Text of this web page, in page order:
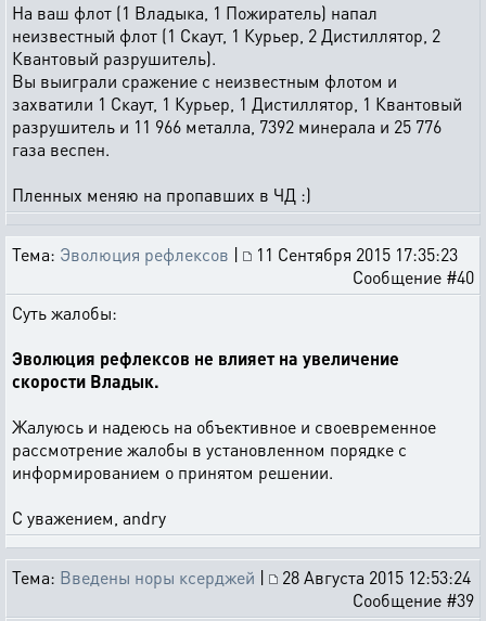
На ваш флот (1 Владыка, 1 Пожиратель) напал
неизвестный флот (1 Скаут, 1 Курьер, 2 Дистиллятор, 2
Квантовый разрушитель).
Вы выиграли сражение с неизвестным флотом и
захватили 1 Скаут, 1 Курьер, 1 Дистиллятор, 1 Квантовый
разрушитель и 11 966 металла, 7392 минерала и 25 776
газа веспен.
Пленных меняю на пропавших в ЧД :)
Тема: Эволюция рефлексов |
11 Сентября 2015 17:35:23
Сообщение #40
Суть жалобы:
Эволюция рефлексов не влияет на увеличение
скорости Владык.
Жалуюсь и надеюсь на объективное и своевременное
рассмотрение жалобы в установленном порядке с
информированием о принятом решении.
С уважением, andry
Тема: Введены норы ксерджей |
28 Августа 2015 12:53:24
Сообщение #39